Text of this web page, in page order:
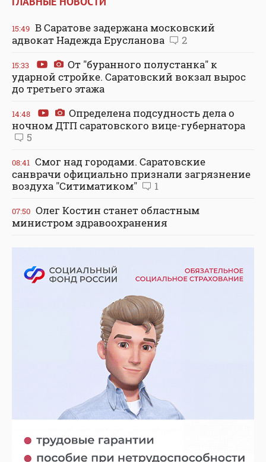
15:49 В Саратове задержана московский
адвокат Надежда Ерусланова
2
15:33
От "буранного полустанка" к
ударной стройке. Саратовский вокзал вырос
до третьего этажа
14:48
Определена подсудность дела о
ночном ДТП саратовского вице-губернатора
5
08:41 Смог над городами. Саратовские
санврачи официально признали загрязнение
воздуха "Ситиматиком"
1
07:50 Олег Костин станет областным
министром здравоохранения